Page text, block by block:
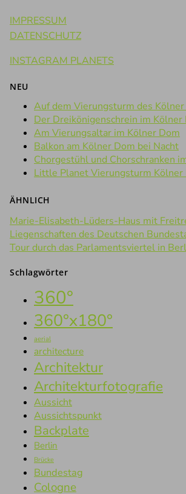
IMPRESSUM
DATENSCHUTZ
INSTAGRAM PLANETS
NEU
Auf dem Vierungsturm des
Der Dreikönigenschrein im Kölner
Am Vierungsaltar im Kölner Dom
Balkon am Kölner Dom bei Nacht
Chorgestühl und Chorschranken
Little Planet Vierungsturm Kölner
ÄHNLICH
Marie-Elisabeth-Lüders-Haus mit
Liegenschaften des Deutschen
Tour durch das Parlamentsviertel in
Schlagwörter
360°
360°x180°
aerial
architecture
Architektur
Architekturfotografie
Aussicht
Aussichtspunkt
Backplate
Berlin
Brücke
Bundestag
Cologne